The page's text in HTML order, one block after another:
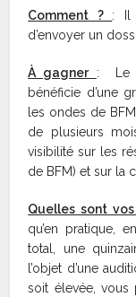
Comment ? : Il
d’envoyer un
À gagner : Le
bénéficie d’une
les ondes de
de plusieurs
visibilité sur les
de BFM) et sur la
Quelles sont
qu’en pratique,
total, une
l’objet d’une
soit élevée, vous